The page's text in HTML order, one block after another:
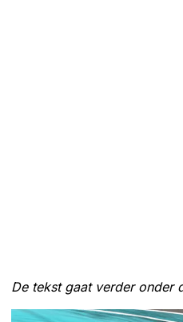
De tekst gaat verder onder